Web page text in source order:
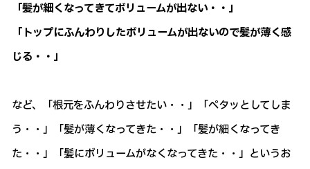
「髪が細くなってきてボリュームが出ない・・」
「トップにふんわりしたボリュームが出ないので髪が薄く感
じる・・」
など、「根元をふんわりさせたい・・」「ペタッとしてしま
う・・」「髪が薄くなってきた・・」「髪が細くなってき
た・・」「髪にボリュームがなくなってきた・・」というお